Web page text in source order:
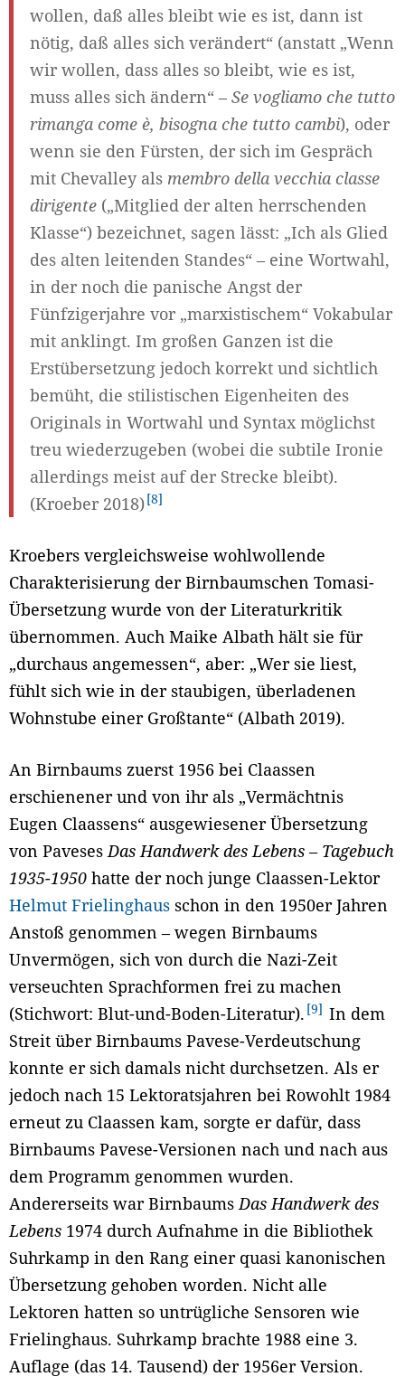
wollen, daß alles bleibt wie es ist, dann ist
nötig, daß alles sich verändert“ (anstatt „Wenn
wir wollen, dass alles so bleibt, wie es ist,
muss alles sich ändern“ – Se vogliamo che tutto
rimanga come è, bisogna che tutto cambi), oder
wenn sie den Fürsten, der sich im Gespräch
mit Chevalley als membro della vecchia classe
dirigente („Mitglied der alten herrschenden
Klasse“) bezeichnet, sagen lässt: „Ich als Glied
des alten leitenden Standes“ – eine Wortwahl,
in der noch die panische Angst der
Fünfzigerjahre vor „marxistischem“ Vokabular
mit anklingt. Im großen Ganzen ist die
Erstübersetzung jedoch korrekt und sichtlich
bemüht, die stilistischen Eigenheiten des
Originals in Wortwahl und Syntax möglichst
treu wiederzugeben (wobei die subtile Ironie
allerdings meist auf der Strecke bleibt).
(Kroeber 2018) 8
Kroebers vergleichsweise wohlwollende
Charakterisierung der Birnbaumschen Tomasi-
Übersetzung wurde von der Literaturkritik
übernommen. Auch Maike Albath hält sie für
„durchaus angemessen“, aber: „Wer sie liest,
fühlt sich wie in der staubigen, überladenen
Wohnstube einer Großtante“ (Albath 2019).
An Birnbaums zuerst 1956 bei Claassen
erschienener und von ihr als „Vermächtnis
Eugen Claassens“ ausgewiesener Übersetzung
von Paveses Das Handwerk des Lebens – Tagebuch
1935-1950 hatte der noch junge Claassen-Lektor
Helmut Frielinghaus schon in den 1950er Jahren
Anstoß genommen – wegen Birnbaums
Unvermögen, sich von durch die Nazi-Zeit
verseuchten Sprachformen frei zu machen
(Stichwort: Blut-und-Boden-Literatur). 9
In dem
Streit über Birnbaums Pavese-Verdeutschung
konnte er sich damals nicht durchsetzen. Als er
jedoch nach 15 Lektoratsjahren bei Rowohlt 1984
erneut zu Claassen kam, sorgte er dafür, dass
Birnbaums Pavese-Versionen nach und nach aus
dem Programm genommen wurden.
Andererseits war Birnbaums Das Handwerk des
Lebens 1974 durch Aufnahme in die Bibliothek
Suhrkamp in den Rang einer quasi kanonischen
Übersetzung gehoben worden. Nicht alle
Lektoren hatten so untrügliche Sensoren wie
Frielinghaus. Suhrkamp brachte 1988 eine 3.
Auflage (das 14. Tausend) der 1956er Version.